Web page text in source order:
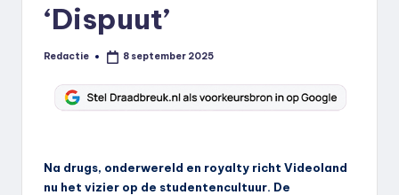
‘Dispuut’
Geplaatst
Redactie 8 september 2025
Na drugs, onderwereld en royalty richt Videoland
nu het vizier op de studentencultuur. De